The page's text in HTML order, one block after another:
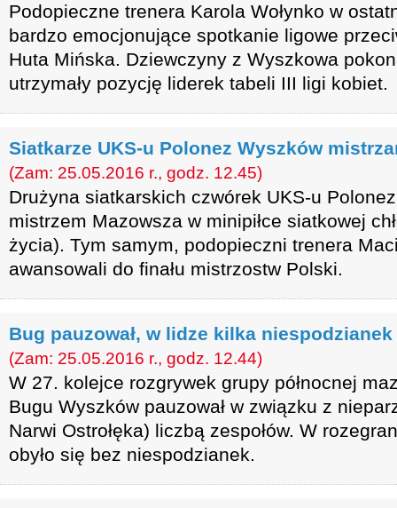
Podopieczne trenera Karola Wołynko w
bardzo emocjonujące spotkanie ligowe
Huta Mińska. Dziewczyny z Wyszkowa
utrzymały pozycję liderek tabeli III ligi kobiet.
Siatkarze UKS-u Polonez Wyszków
(Zam: 25.05.2016 r., godz. 12.45)
Drużyna siatkarskich czwórek UKS-u
mistrzem Mazowsza w minipiłce siatkowej
życia). Tym samym, podopieczni trenera
awansowali do finału mistrzostw Polski.
Bug pauzował, w lidze kilka niespodzianek
(Zam: 25.05.2016 r., godz. 12.44)
W 27. kolejce rozgrywek grupy północnej
Bugu Wyszków pauzował w związku z
Narwi Ostrołęka) liczbą zespołów. W
obyło się bez niespodzianek.